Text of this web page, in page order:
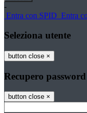
-
Entra con SPID Entra
Seleziona utente
button close ×
Recupero password
button close ×